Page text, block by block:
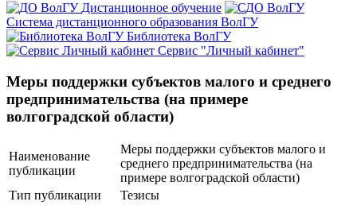
Дистанционное обучение
Система дистанционного образования ВолГУ
Библиотека ВолГУ
Сервис "Личный кабинет"
Меры поддержки субъектов малого и среднего
предпринимательства (на примере
волгоградской области)
Наименование
публикации
Меры поддержки субъектов малого и
среднего предпринимательства (на
примере волгоградской области)
Тип публикации
Тезисы